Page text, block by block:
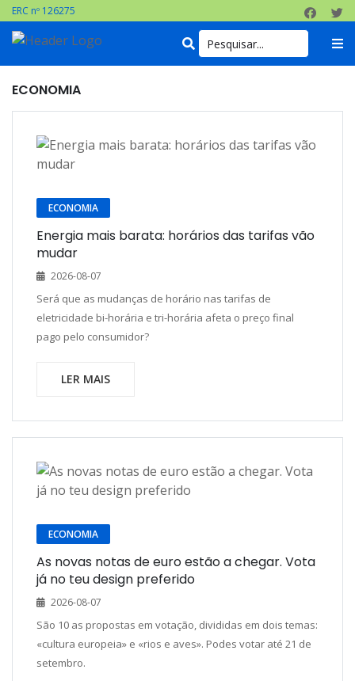
ERC nº 126275
ECONOMIA
ECONOMIA
Energia mais barata: horários das tarifas vão
mudar
2026-08-07
Será que as mudanças de horário nas tarifas de
eletricidade bi-horária e tri-horária afeta o preço final
pago pelo consumidor?
LER MAIS
ECONOMIA
As novas notas de euro estão a chegar. Vota
já no teu design preferido
2026-08-07
São 10 as propostas em votação, divididas em dois temas:
«cultura europeia» e «rios e aves». Podes votar até 21 de
setembro.